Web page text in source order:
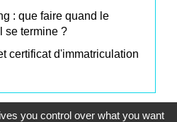
: que faire quand le
se termine ?
certificat d'immatriculation
une erreur sur cette page
you control over what you want